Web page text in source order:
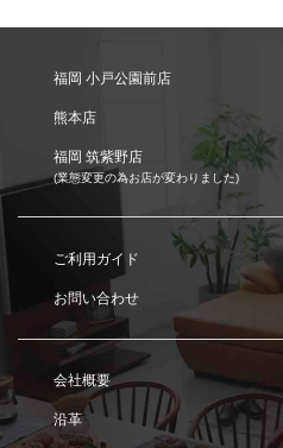
福岡 小戸公園前店
熊本店
福岡 筑紫野店
(業態変更の為お店が変わりました)
ご利用ガイド
お問い合わせ
会社概要
沿革